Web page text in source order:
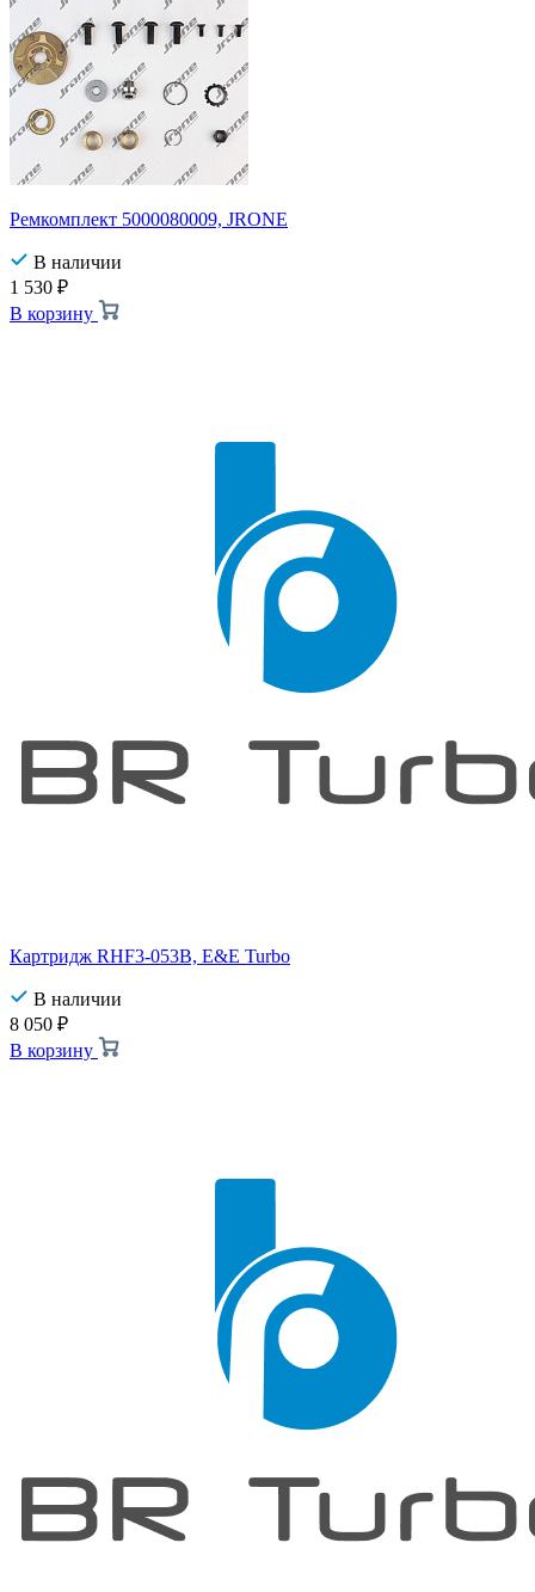
Ремкомплект 5000080009, JRONE
В наличии
1 530 ₽
В корзину
Картридж RHF3-053B, E&E Turbo
В наличии
8 050 ₽
В корзину